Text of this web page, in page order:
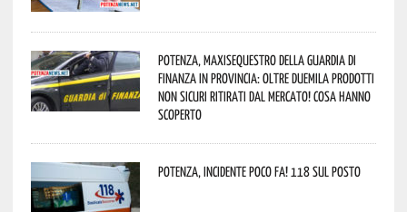
Potenza, maxisequestro della Guardia di
Finanza in provincia: oltre duemila prodotti
non sicuri ritirati dal mercato! Cosa hanno
scoperto
Potenza, incidente poco fa! 118 sul posto